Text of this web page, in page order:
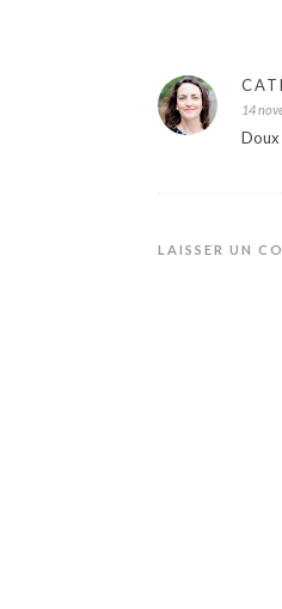
14
Doux
LAISSER UN